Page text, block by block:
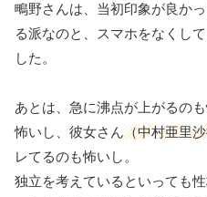
鴫野さんは、当初印象が良か
る派なのと、スマホをなくし
した。
あとは、急に沸点が上がるの
怖いし、彼女さん（中村亜里
レてるのも怖いし。
独立を考えているといっても